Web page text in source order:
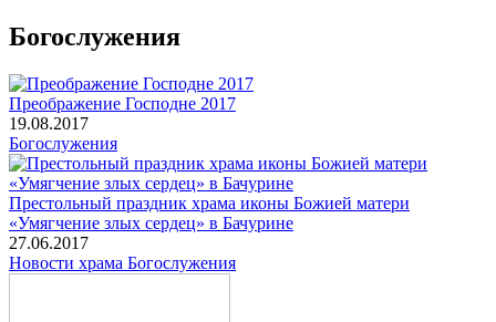
Богослужения
Преображение Господне 2017
19.08.2017
Богослужения
Престольный праздник храма иконы Божией матери
«Умягчение злых сердец» в Бачурине
27.06.2017
Новости храма Богослужения